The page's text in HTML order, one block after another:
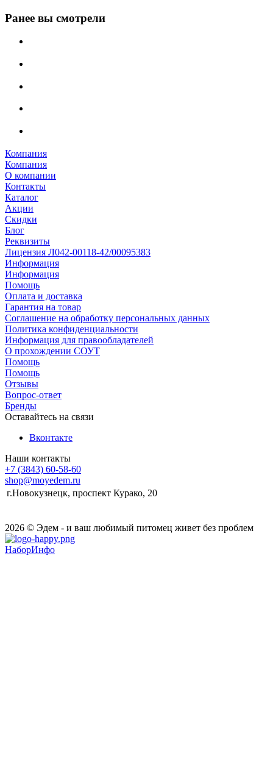
Ранее вы смотрели
Компания
Компания
О компании
Контакты
Каталог
Акции
Скидки
Блог
Реквизиты
Лицензия Л042-00118-42/00095383
Информация
Информация
Помощь
Оплата и доставка
Гарантия на товар
Соглашение на обработку персональных данных
Политика конфиденциальности
Информация для правообладателей
О прохождении СОУТ
Помощь
Помощь
Отзывы
Вопрос-ответ
Бренды
Оставайтесь на связи
Вконтакте
Наши контакты
+7 (3843) 60-58-60
shop@moyedem.ru
г.Новокузнецк, проспект Курако, 20
2026 © Эдем - и ваш любимый питомец живет без проблем
НаборИнфо